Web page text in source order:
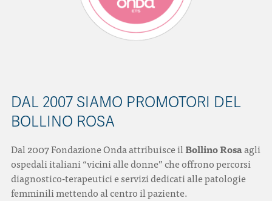
DAL 2007 SIAMO PROMOTORI DEL
BOLLINO ROSA
Dal 2007 Fondazione Onda attribuisce ilBollino Rosaagli
ospedali italiani “vicini alle donne” che offrono percorsi
diagnostico-terapeutici e servizi dedicati alle patologie
femminili mettendo al centro il paziente.